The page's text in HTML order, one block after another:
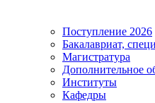
Поступление 2026
Бакалавриат,
Магистратура
Дополнительное
Институты
Кафедры